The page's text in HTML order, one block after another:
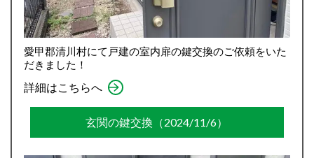
愛甲郡清川村にて戸建の室内扉の鍵交換のご依頼をいた
だきました！
詳細はこちらへ
玄関の鍵交換（2024/11/6）